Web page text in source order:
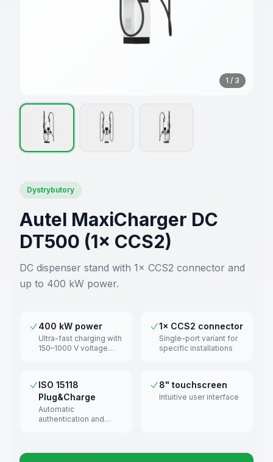
1 / 3
Dystrybutory
Autel MaxiCharger DC
DT500 (1× CCS2)
DC dispenser stand with 1× CCS2 connector and
up to 400 kW power.
400 kW power
Ultra-fast charging with
150–1000 V voltage
1× CCS2 connector
Single-port variant for
specific installations
ISO 15118
Plug&Charge
Automatic
authentication and
8" touchscreen
Intuitive user interface